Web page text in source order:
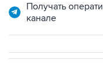
Получать
канале